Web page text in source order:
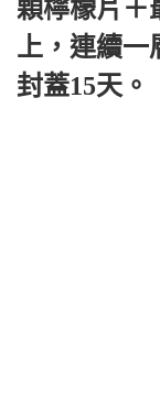
顆檸檬片＋
上，連續一
封蓋15天。